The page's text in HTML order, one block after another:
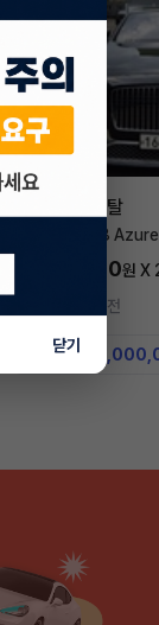
벤틀리 컨티넨탈
4.0 V8 Azure
5,577,270원 X
2주 전
지원금
닫기